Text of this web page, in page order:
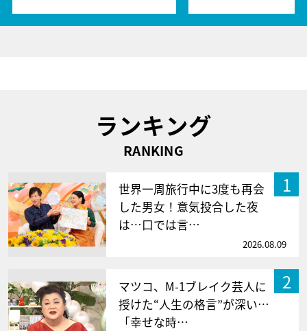
ランキング
RANKING
1
世界一周旅行中に3度も再会
した男女！意気投合した夜
は…口では言…
2026.08.09
2
マツコ、M-1ブレイク芸人に
授けた“人生の格言”が深い…
「幸せな時…